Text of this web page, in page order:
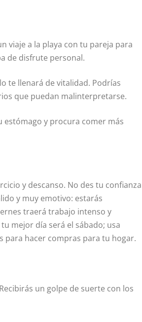
viaje a la playa con tu pareja para
de disfrute personal.
te llenará de vitalidad. Podrías
que puedan malinterpretarse.
estómago y procura comer más
y descanso. No des tu confianza
y muy emotivo: estarás
traerá trabajo intenso y
mejor día será el sábado; usa
para hacer compras para tu hogar.
un golpe de suerte con los